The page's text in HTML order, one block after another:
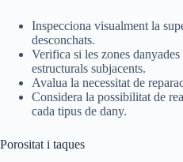
Inspecciona visualment la
desconchats.
Verifica si les zones
estructurals subjacents.
Avalua la necessitat de
Considera la possibilitat de
cada tipus de dany.
Porositat i taques